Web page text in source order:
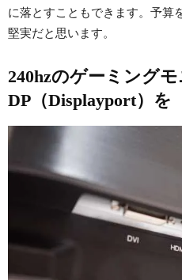
に落とすこともできます。予算
堅実だと思います。
240hzのゲーミング
DP（Displayport）を